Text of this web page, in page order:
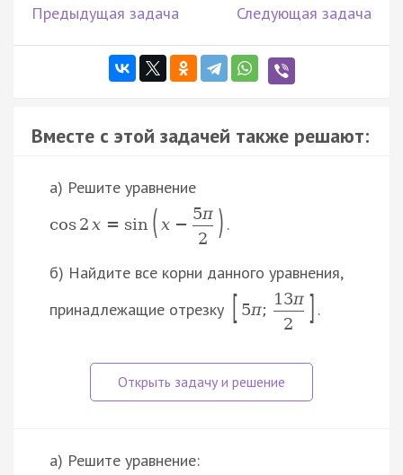
Предыдущая задача Следующая задача
Вместе с этой задачей также решают:
а) Решите уравнение
cos2 x = sin ( x −
5π
2
) .
б) Найдите все корни данного уравнения,
принадлежащие отрезку [ 5π;
13π
2
] .
а) Решите уравнение: